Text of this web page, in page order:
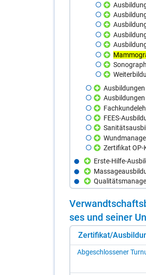
FEES-
Zertifikat
Erste-Hilfe-
ses und sei­ner
Zertifikat/
Abgeschlossener